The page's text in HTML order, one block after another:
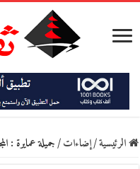
الرئيسية/إضاءات/جميلة عمايرة :